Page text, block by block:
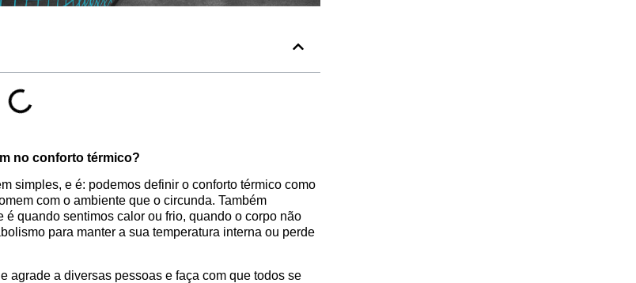
no conforto térmico?
simples, e é: podemos definir o conforto térmico como
com o ambiente que o circunda. Também
quando sentimos calor ou frio, quando o corpo não
para manter a sua temperatura interna ou perde
agrade a diversas pessoas e faça com que todos se